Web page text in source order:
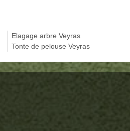
Elagage arbre Veyras
Tonte de pelouse Veyras